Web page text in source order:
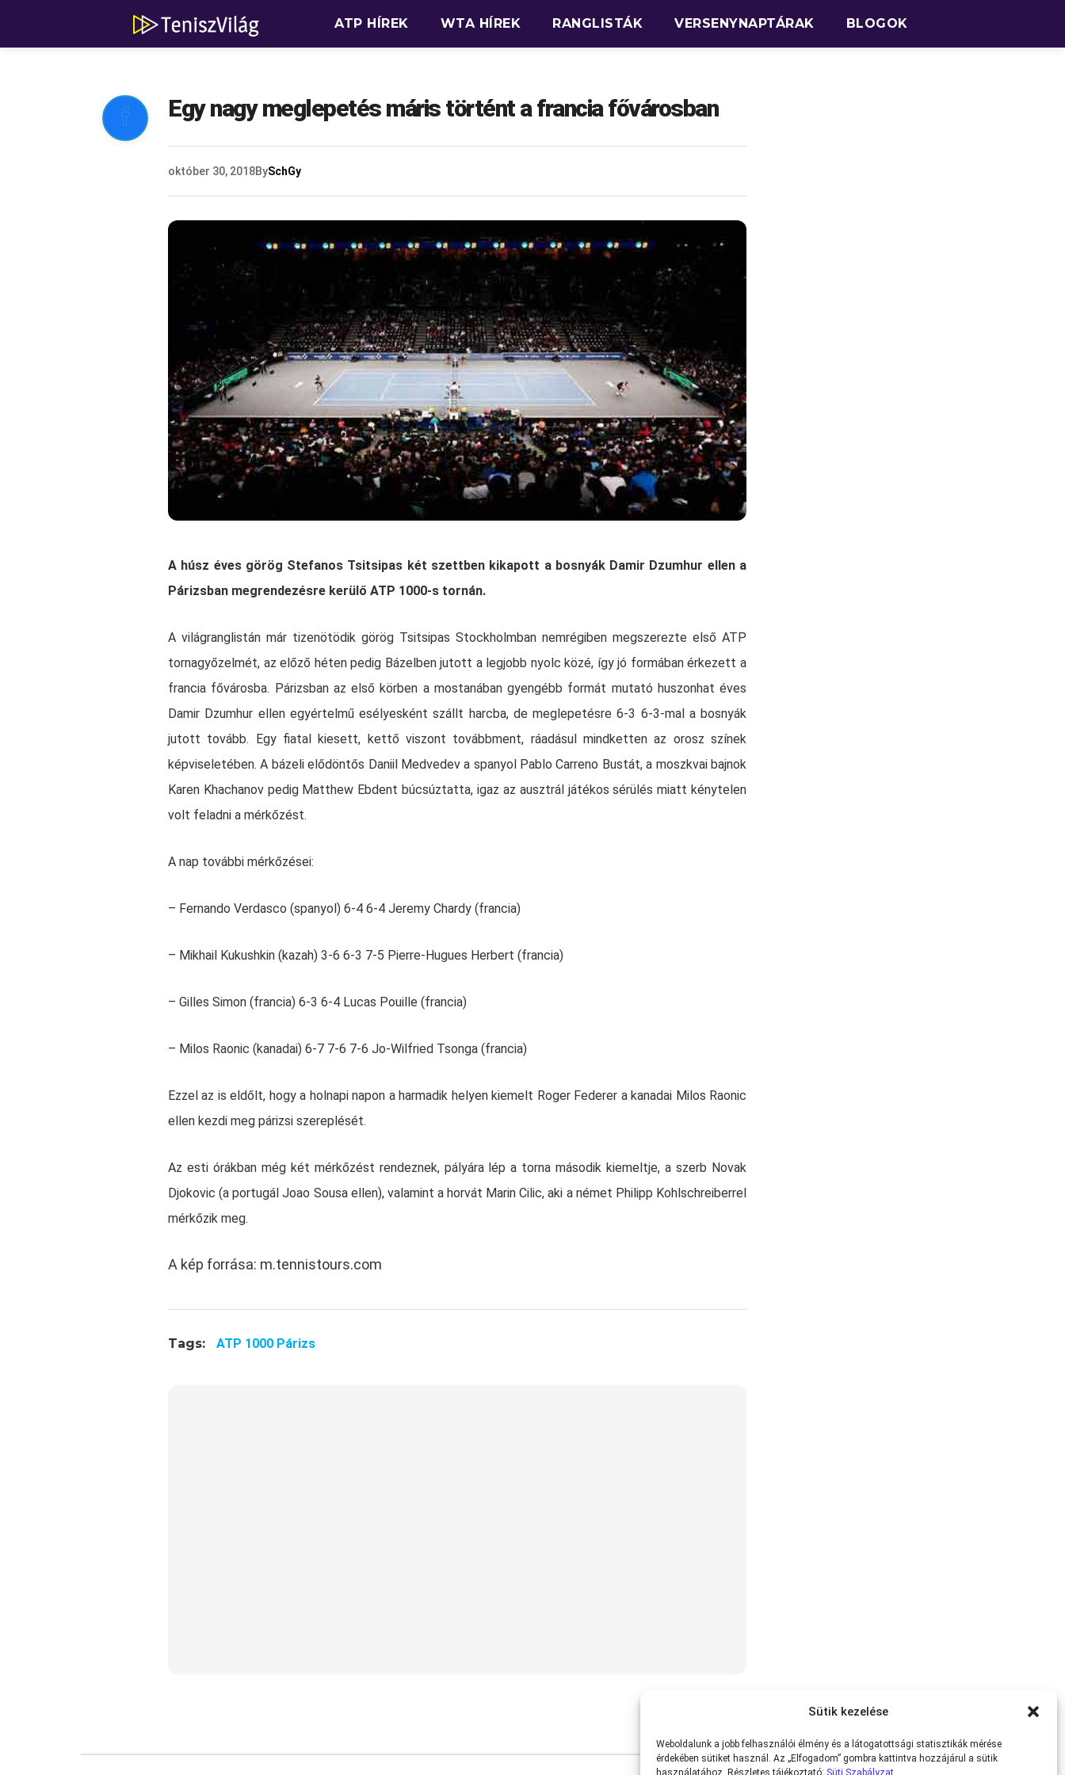
Sütik kezelése
Weboldalunk a jobb felhasználói élmény és a látogatottsági statisztikák mérése
érdekében sütiket használ. Az „Elfogadom” gombra kattintva hozzájárul a sütik
használatához. Részletes tájékoztató: Süti Szabályzat
ATP HÍREK WTA HÍREK RANGLISTÁK VERSENYNAPTÁRAK BLOGOK
 Egy nagy meglepetés máris történt a francia fővárosban
október 30, 2018BySchGy
A húsz éves görög Stefanos Tsitsipas két szettben kikapott a bosnyák Damir Dzumhur ellen a
Párizsban megrendezésre kerülő ATP 1000-s tornán.
A világranglistán már tizenötödik görög Tsitsipas Stockholmban nemrégiben megszerezte első ATP
tornagyőzelmét, az előző héten pedig Bázelben jutott a legjobb nyolc közé, így jó formában érkezett a
francia fővárosba. Párizsban az első körben a mostanában gyengébb formát mutató huszonhat éves
Damir Dzumhur ellen egyértelmű esélyesként szállt harcba, de meglepetésre 6-3 6-3-mal a bosnyák
jutott tovább. Egy fiatal kiesett, kettő viszont továbbment, ráadásul mindketten az orosz színek
képviseletében. A bázeli elődöntős Daniil Medvedev a spanyol Pablo Carreno Bustát, a moszkvai bajnok
Karen Khachanov pedig Matthew Ebdent búcsúztatta, igaz az ausztrál játékos sérülés miatt kénytelen
volt feladni a mérkőzést.
A nap további mérkőzései:
– Fernando Verdasco (spanyol) 6-4 6-4 Jeremy Chardy (francia)
– Mikhail Kukushkin (kazah) 3-6 6-3 7-5 Pierre-Hugues Herbert (francia)
– Gilles Simon (francia) 6-3 6-4 Lucas Pouille (francia)
– Milos Raonic (kanadai) 6-7 7-6 7-6 Jo-Wilfried Tsonga (francia)
Ezzel az is eldőlt, hogy a holnapi napon a harmadik helyen kiemelt Roger Federer a kanadai Milos Raonic
ellen kezdi meg párizsi szereplését.
Az esti órákban még két mérkőzést rendeznek, pályára lép a torna második kiemeltje, a szerb Novak
Djokovic (a portugál Joao Sousa ellen), valamint a horvát Marin Cilic, aki a német Philipp Kohlschreiberrel
mérkőzik meg.
A kép forrása: m.tennistours.com
Tags: ATP 1000 Párizs